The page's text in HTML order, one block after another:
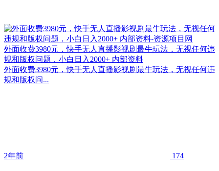
外面收费3980元，快手无人直播影视剧最牛玩法，无视任何违
规和版权问题，小白日入2000+ 内部资料
外面收费3980元，快手无人直播影视剧最牛玩法，无视任何违
规和版权问...
2年前 174